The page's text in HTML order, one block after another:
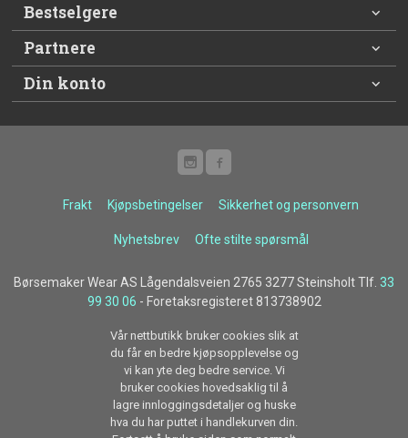
Bestselgere
Partnere
Din konto
Frakt Kjøpsbetingelser Sikkerhet og personvern
Nyhetsbrev Ofte stilte spørsmål
Børsemaker Wear AS Lågendalsveien 2765 3277 Steinsholt Tlf. 33
99 30 06 - Foretaksregisteret 813738902
Vår nettbutikk bruker cookies slik at
du får en bedre kjøpsopplevelse og
vi kan yte deg bedre service. Vi
bruker cookies hovedsaklig til å
lagre innloggingsdetaljer og huske
hva du har puttet i handlekurven din.